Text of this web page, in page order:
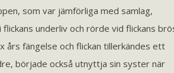
som var jämförliga med samlag,
underliv och rörde vid flickans
års fängelse och flickan tillerkändes ett
började också utnyttja sin syster när